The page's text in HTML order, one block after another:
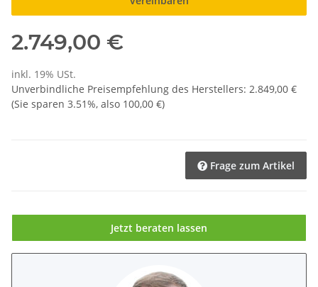
2.749,00 €
inkl. 19% USt.
Unverbindliche Preisempfehlung des Herstellers: 2.849,00 €
(Sie sparen 3.51%, also 100,00 €)
Frage zum Artikel
Jetzt beraten lassen